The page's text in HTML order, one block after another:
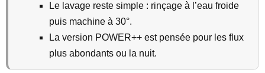
Le lavage reste simple : rinçage à l’eau froide
puis machine à 30°.
La version POWER++ est pensée pour les flux
plus abondants ou la nuit.